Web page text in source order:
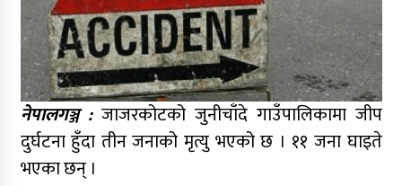
नेपालगञ्ज :जाजरकोटको जुनीचाँदे गाउँपालिकामा जीप
दुर्घटना हुँदा तीन जनाको मृत्यु भएको छ । ११ जना घाइते
भएका छन् ।